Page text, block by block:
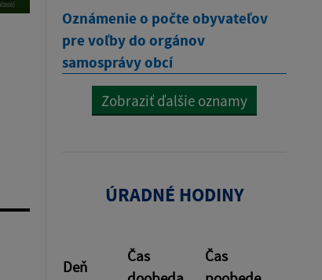
Oznámenie o počte obyvateľov
pre voľby do orgánov
samosprávy obcí
Zobraziť ďalšie oznamy
ÚRADNÉ HODINY
Deň
Čas
Čas